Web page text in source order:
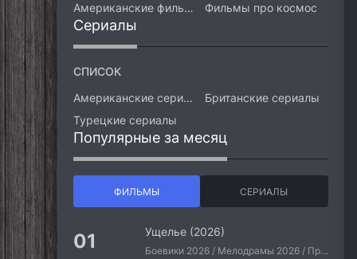
Американские фильмы
Фильмы про космос
Сериалы
СПИСОК
Американские сериалы
Британские сериалы
Турецкие сериалы
Популярные за месяц
ФИЛЬМЫ СЕРИАЛЫ
Ущелье (2026)
Боевики 2026 / Мелодрамы 2026 / Приключения 2026 / Ужасы 2026 / Фантастические 2026 / Зарубежные фильмы 2026 / Американские фильмы / Фильмы 2026